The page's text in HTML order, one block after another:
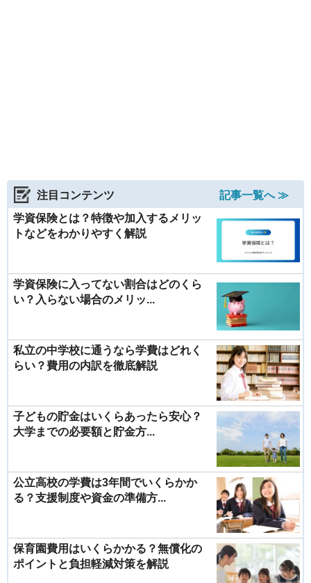
注目コンテンツ
記事一覧へ ≫
学資保険とは？特徴や加入するメリッ
トなどをわかりやすく解説
学資保険に入ってない割合はどのくら
い？入らない場合のメリッ...
私立の中学校に通うなら学費はどれく
らい？費用の内訳を徹底解説
子どもの貯金はいくらあったら安心？
大学までの必要額と貯金方...
公立高校の学費は3年間でいくらかか
る？支援制度や資金の準備方...
保育園費用はいくらかかる？無償化の
ポイントと負担軽減対策を解説